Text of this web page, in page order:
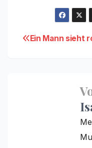
Ein Mann sieht